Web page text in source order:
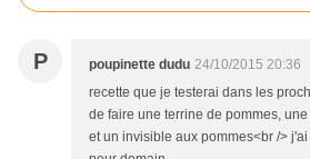
P poupinette dudu 24/10/2015 20:36
recette que je testerai dans les
de faire une terrine de pommes,
et un invisible aux pommes<br />